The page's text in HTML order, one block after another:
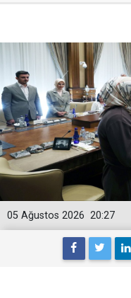
20:27
05 Ağustos 2026